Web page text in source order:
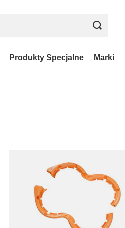
Produkty Specjalne Marki